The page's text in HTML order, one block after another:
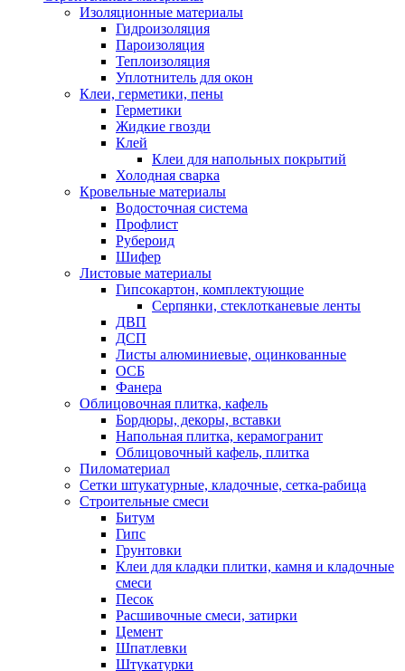
Изоляционные материалы
Гидроизоляция
Пароизоляция
Теплоизоляция
Уплотнитель для окон
Клеи, герметики, пены
Герметики
Жидкие гвозди
Клей
Клеи для напольных покрытий
Холодная сварка
Кровельные материалы
Водосточная система
Профлист
Рубероид
Шифер
Листовые материалы
Гипсокартон, комплектующие
Серпянки, стеклотканевые ленты
ДВП
ДСП
Листы алюминиевые, оцинкованные
ОСБ
Фанера
Облицовочная плитка, кафель
Бордюры, декоры, вставки
Напольная плитка, керамогранит
Облицовочный кафель, плитка
Пиломатериал
Сетки штукатурные, кладочные, сетка-рабица
Строительные смеси
Битум
Гипс
Грунтовки
Клеи для кладки плитки, камня и кладочные
смеси
Песок
Расшивочные смеси, затирки
Цемент
Шпатлевки
Штукатурки